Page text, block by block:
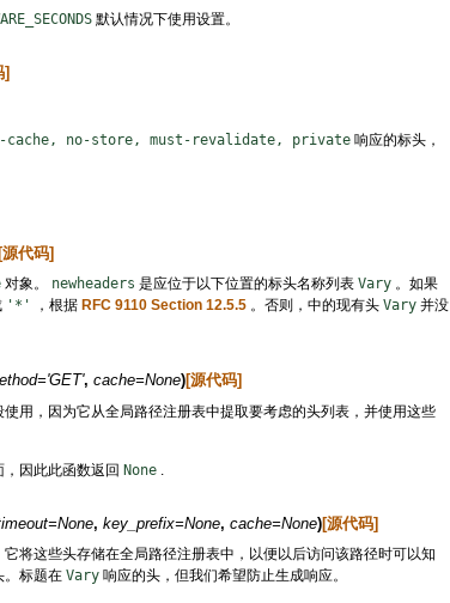
默认情况下使用设置。
]
cache, no-store, must-revalidate, private响应的标头，
代码]
对象。 newheaders 是应位于以下位置的标头名称列表 Vary。如果
'*' ，根据 RFC 9110 Section 12.5.5。否则，中的现有头 Vary并没
='GET', cache=None)[源代码]
用，因为它从全局路径注册表中提取要考虑的头列表，并使用这些
因此此函数返回 None.
=None, key_prefix=None, cache=None)[源代码]
将这些头存储在全局路径注册表中，以便以后访问该路径时可以知
。标题在 Vary响应的头，但我们希望防止生成响应。